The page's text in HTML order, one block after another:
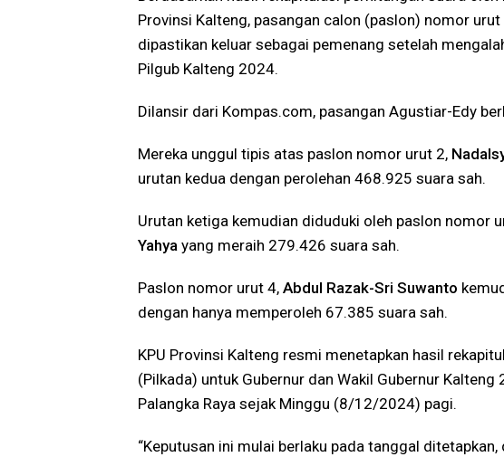
Provinsi Kalteng, pasangan calon (paslon) nomor urut
dipastikan keluar sebagai pemenang setelah
Pilgub Kalteng 2024.
Dilansir dari Kompas.com, pasangan Agustiar-Edy
Mereka unggul tipis atas paslon nomor urut 2,
urutan kedua dengan perolehan 468.925 suara sah.
Urutan ketiga kemudian diduduki oleh paslon nomor
Yahya yang meraih 279.426 suara sah.
Paslon nomor urut 4, Abdul Razak-Sri Suwanto
dengan hanya memperoleh 67.385 suara sah.
KPU Provinsi Kalteng resmi menetapkan hasil
(Pilkada) untuk Gubernur dan Wakil Gubernur
Palangka Raya sejak Minggu (8/12/2024) pagi.
“Keputusan ini mulai berlaku pada tanggal